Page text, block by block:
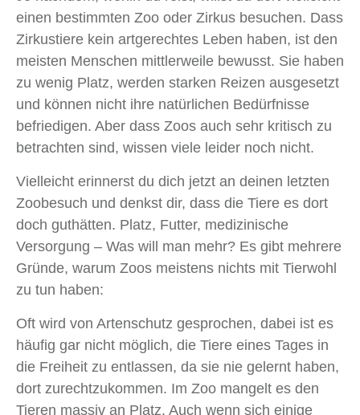
einen bestimmten Zoo oder Zirkus besuchen. Dass
Zirkustiere kein artgerechtes Leben haben, ist den
meisten Menschen mittlerweile bewusst. Sie haben
zu wenig Platz, werden starken Reizen ausgesetzt
und können nicht ihre natürlichen Bedürfnisse
befriedigen. Aber dass Zoos auch sehr kritisch zu
betrachten sind, wissen viele leider noch nicht.
Vielleicht erinnerst du dich jetzt an deinen letzten
Zoobesuch und denkst dir, dass die Tiere es dort
doch guthätten. Platz, Futter, medizinische
Versorgung – Was will man mehr? Es gibt mehrere
Gründe, warum Zoos meistens nichts mit Tierwohl
zu tun haben:
Oft wird von Artenschutz gesprochen, dabei ist es
häufig gar nicht möglich, die Tiere eines Tages in
die Freiheit zu entlassen, da sie nie gelernt haben,
dort zurechtzukommen. Im Zoo mangelt es den
Tieren massiv an Platz. Auch wenn sich einige